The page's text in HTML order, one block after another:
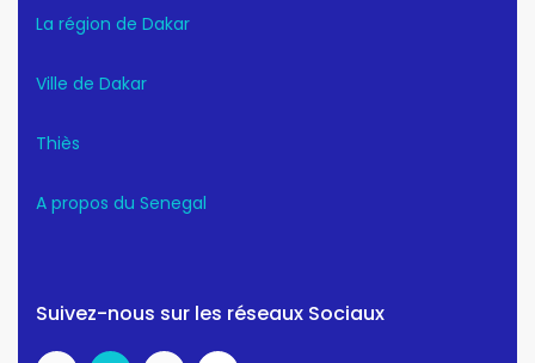
La région de Dakar
Ville de Dakar
Thiès
A propos du Senegal
Suivez-nous sur les réseaux Sociaux